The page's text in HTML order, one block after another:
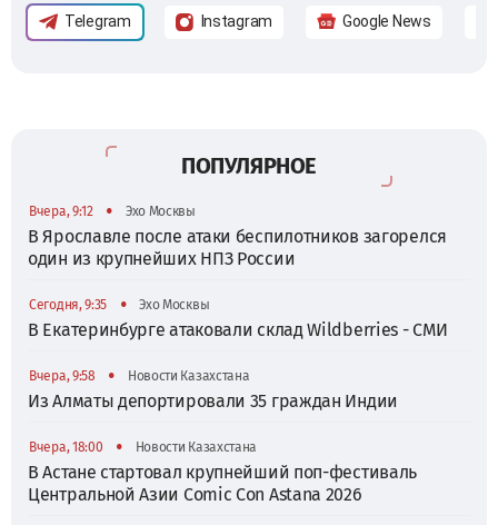
Telegram Instagram Google News
ПОПУЛЯРНОЕ
Вчера, 9:12 • Эхо Москвы
В Ярославле после атаки беспилотников загорелся
один из крупнейших НПЗ России
Сегодня, 9:35 • Эхо Москвы
В Екатеринбурге атаковали склад Wildberries - СМИ
Вчера, 9:58 • Новости Казахстана
Из Алматы депортировали 35 граждан Индии
Вчера, 18:00 • Новости Казахстана
В Астане стартовал крупнейший поп-фестиваль
Центральной Азии Comic Con Astana 2026